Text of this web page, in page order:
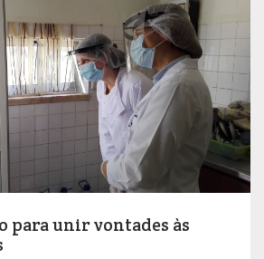
para unir vontades às